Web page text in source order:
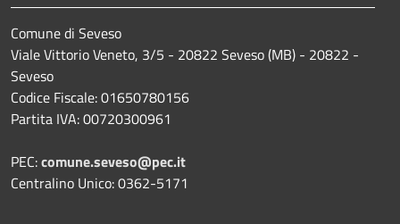
Comune di Seveso
Viale Vittorio Veneto, 3/5 - 20822 Seveso (MB) - 20822 -
Seveso
Codice Fiscale: 01650780156
Partita IVA: 00720300961
PEC:comune.seveso@pec.it
Centralino Unico: 0362-5171